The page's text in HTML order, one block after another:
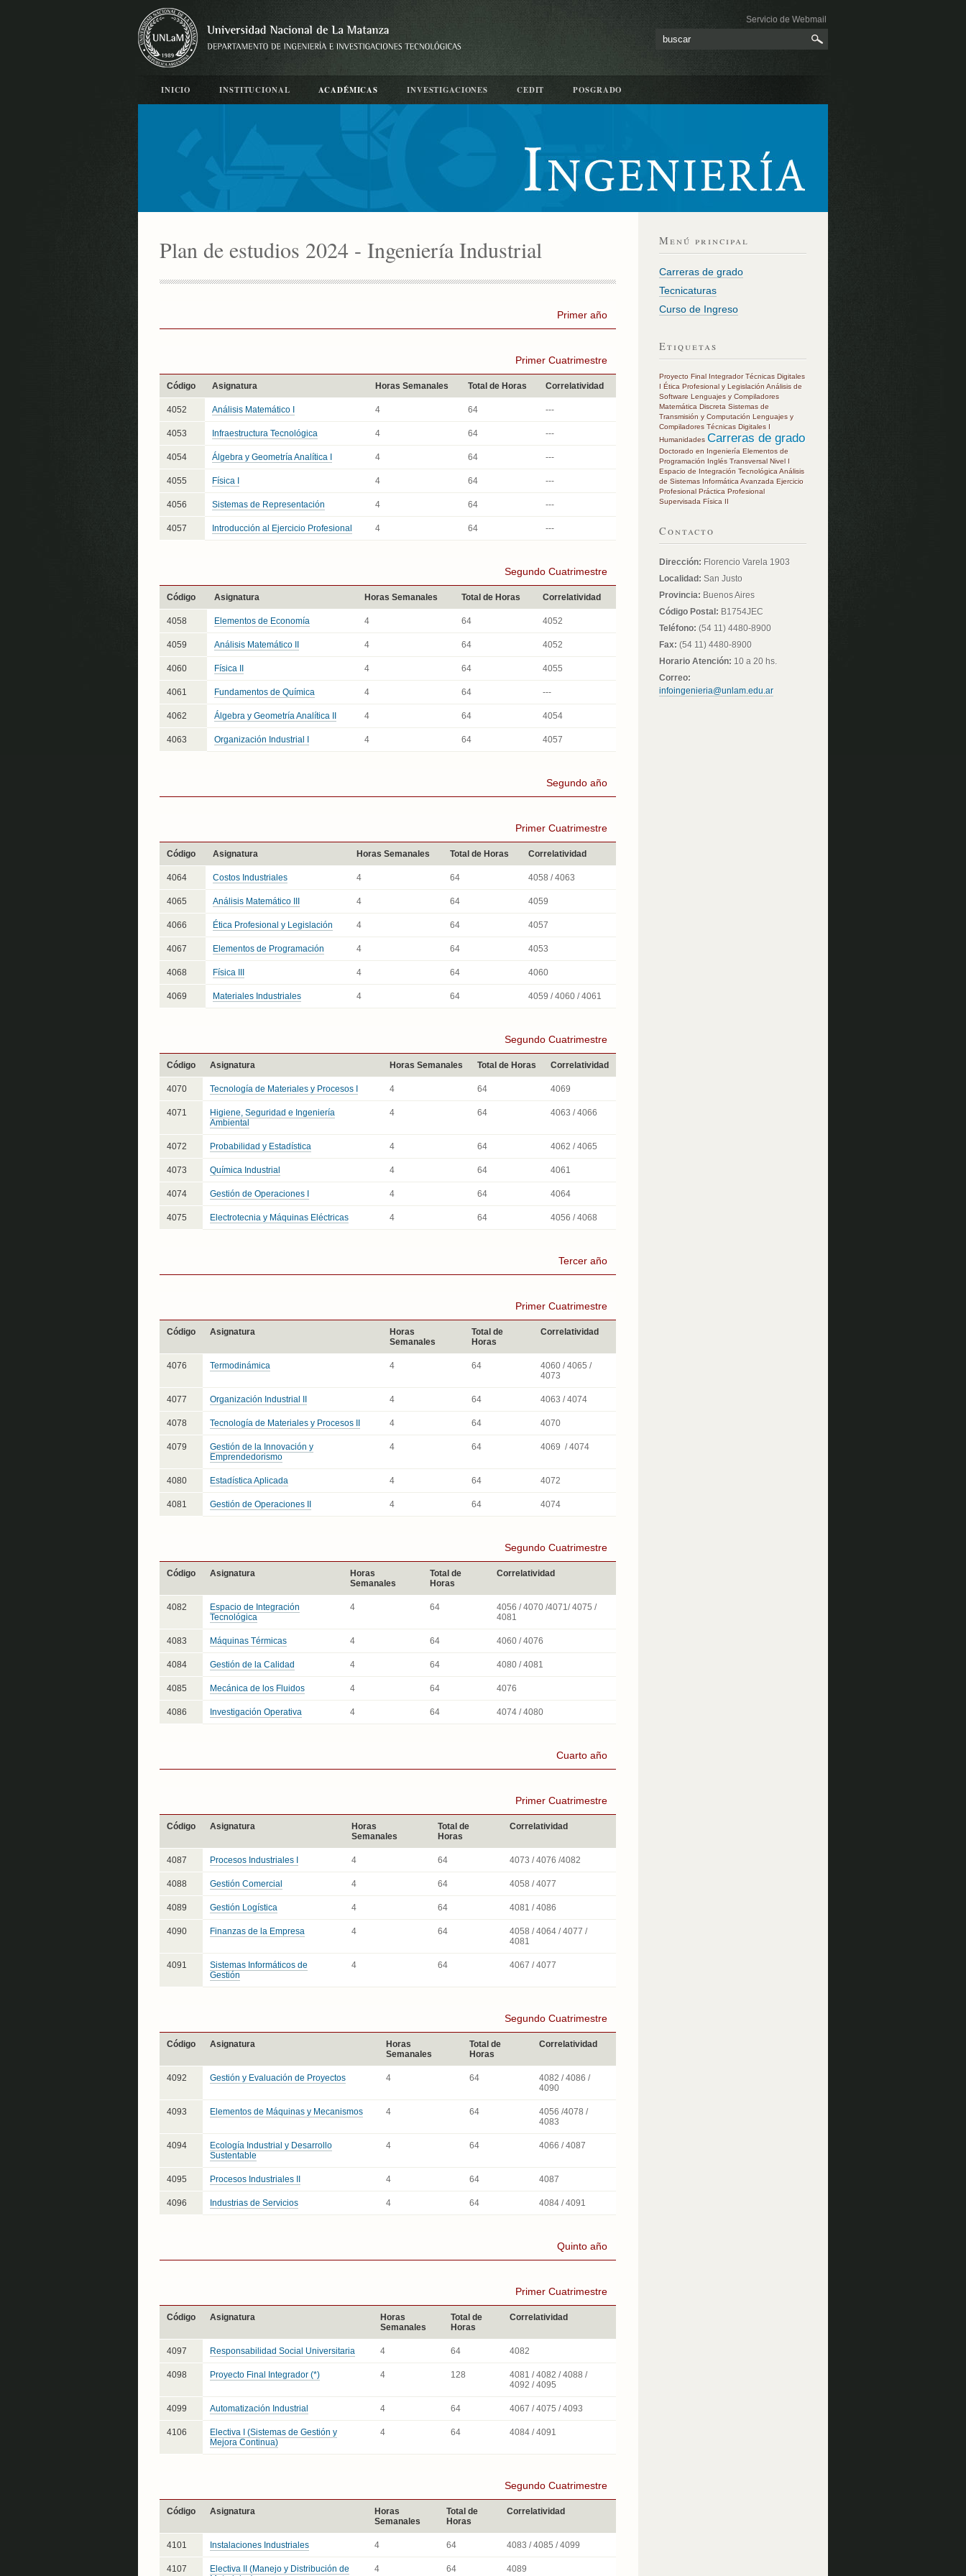
Servicio de Webmail
INICIO INSTITUCIONAL ACADÉMICAS INVESTIGACIONES CEDIT POSGRADO
Plan de estudios 2024 - Ingeniería Industrial
Primer año
Primer Cuatrimestre
Código Asignatura Horas Semanales Total de Horas Correlatividad
4052 Análisis Matemático I 4 64 ---
4053 Infraestructura Tecnológica 4 64 ---
4054 Álgebra y Geometría Analítica I 4 64 ---
4055 Física I 4 64 ---
4056 Sistemas de Representación 4 64 ---
4057 Introducción al Ejercicio Profesional 4 64 ---
Segundo Cuatrimestre
Código Asignatura Horas Semanales Total de Horas Correlatividad
4058 Elementos de Economía 4 64 4052
4059 Análisis Matemático II 4 64 4052
4060 Física II 4 64 4055
4061 Fundamentos de Química 4 64 ---
4062 Álgebra y Geometría Analítica II 4 64 4054
4063 Organización Industrial I 4 64 4057
Segundo año
Primer Cuatrimestre
Código Asignatura Horas Semanales Total de Horas Correlatividad
4064 Costos Industriales 4 64 4058 / 4063
4065 Análisis Matemático III 4 64 4059
4066 Ética Profesional y Legislación 4 64 4057
4067 Elementos de Programación 4 64 4053
4068 Física III 4 64 4060
4069 Materiales Industriales 4 64 4059 / 4060 / 4061
Segundo Cuatrimestre
Código Asignatura Horas Semanales Total de Horas Correlatividad
4070 Tecnología de Materiales y Procesos I 4 64 4069
4071
Higiene, Seguridad e Ingeniería
Ambiental
4 64 4063 / 4066
4072 Probabilidad y Estadística 4 64 4062 / 4065
4073 Química Industrial 4 64 4061
4074 Gestión de Operaciones I 4 64 4064
4075 Electrotecnia y Máquinas Eléctricas 4 64 4056 / 4068
Tercer año
Primer Cuatrimestre
Código Asignatura
Horas
Semanales
Total de
Horas
Correlatividad
4076 Termodinámica 4 64
4060 / 4065 /
4073
4077 Organización Industrial II 4 64 4063 / 4074
4078 Tecnología de Materiales y Procesos II 4 64 4070
4079
Gestión de la Innovación y
Emprendedorismo
4 64 4069 / 4074
4080 Estadística Aplicada 4 64 4072
4081 Gestión de Operaciones II 4 64 4074
Segundo Cuatrimestre
Código Asignatura
Horas
Semanales
Total de
Horas
Correlatividad
4082
Espacio de Integración
Tecnológica
4 64
4056 / 4070 /4071/ 4075 /
4081
4083 Máquinas Térmicas 4 64 4060 / 4076
4084 Gestión de la Calidad 4 64 4080 / 4081
4085 Mecánica de los Fluidos 4 64 4076
4086 Investigación Operativa 4 64 4074 / 4080
Cuarto año
Primer Cuatrimestre
Código Asignatura
Horas
Semanales
Total de
Horas
Correlatividad
4087 Procesos Industriales I 4 64 4073 / 4076 /4082
4088 Gestión Comercial 4 64 4058 / 4077
4089 Gestión Logística 4 64 4081 / 4086
4090 Finanzas de la Empresa 4 64
4058 / 4064 / 4077 /
4081
4091
Sistemas Informáticos de
Gestión
4 64 4067 / 4077
Segundo Cuatrimestre
Código Asignatura
Horas
Semanales
Total de
Horas
Correlatividad
4092 Gestión y Evaluación de Proyectos 4 64
4082 / 4086 /
4090
4093 Elementos de Máquinas y Mecanismos 4 64
4056 /4078 /
4083
4094
Ecología Industrial y Desarrollo
Sustentable
4 64 4066 / 4087
4095 Procesos Industriales II 4 64 4087
4096 Industrias de Servicios 4 64 4084 / 4091
Quinto año
Primer Cuatrimestre
Código Asignatura
Horas
Semanales
Total de
Horas
Correlatividad
4097 Responsabilidad Social Universitaria 4 64 4082
4098 Proyecto Final Integrador (*) 4 128
4081 / 4082 / 4088 /
4092 / 4095
4099 Automatización Industrial 4 64 4067 / 4075 / 4093
4106
Electiva I (Sistemas de Gestión y
Mejora Continua)
4 64 4084 / 4091
Segundo Cuatrimestre
Código Asignatura
Horas
Semanales
Total de
Horas
Correlatividad
4101 Instalaciones Industriales 4 64 4083 / 4085 / 4099
4107
Electiva II (Manejo y Distribución de
4 64 4089
Menú principal
Carreras de grado
Tecnicaturas
Curso de Ingreso
Etiquetas
Proyecto Final Integrador Técnicas Digitales
I Ética Profesional y Legislación Análisis de
Software Lenguajes y Compiladores
Matemática Discreta Sistemas de
Transmisión y Computación Lenguajes y
Compiladores Técnicas Digitales I
Humanidades Carreras de grado
Doctorado en Ingeniería Elementos de
Programación Inglés Transversal Nivel I
Espacio de Integración Tecnológica Análisis
de Sistemas Informática Avanzada Ejercicio
Profesional Práctica Profesional
Supervisada Física II
Contacto
Dirección: Florencio Varela 1903
Localidad: San Justo
Provincia: Buenos Aires
Código Postal: B1754JEC
Teléfono: (54 11) 4480-8900
Fax: (54 11) 4480-8900
Horario Atención: 10 a 20 hs.
Correo:
infoingenieria@unlam.edu.ar